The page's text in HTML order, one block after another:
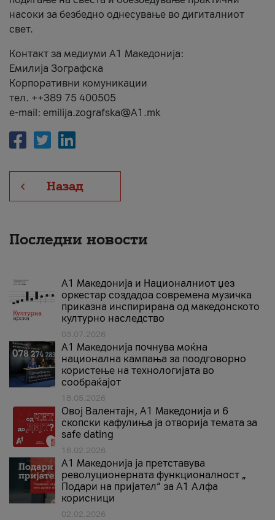
насоки за безбедно однесување во дигиталниот
свет.
Контакт за медиуми А1 Македонија:
Емилија Зографска
Корпоративни комуникации
тел. ++389 75 400505
e-mail: emilija.zografska@A1.mk
Назад
Последни новости
А1 Македонија и Националниот џез
оркестар создадоа современа музичка
приказна инспирирана од македонското
културно наследство
03.07.2026
A1 Македонија почнува моќна
национална кампања за поодговорно
користење на технологијата во
сообраќајот
18.05.2026
Овој Валентајн, A1 Македонија и 6
скопски кафулиња ја отворија темата за
safe dating
16.02.2026
А1 Македонија ја претставува
револуционерната функционалност „
Подари на пријател“ за А1 Алфа
корисници
02.02.2026